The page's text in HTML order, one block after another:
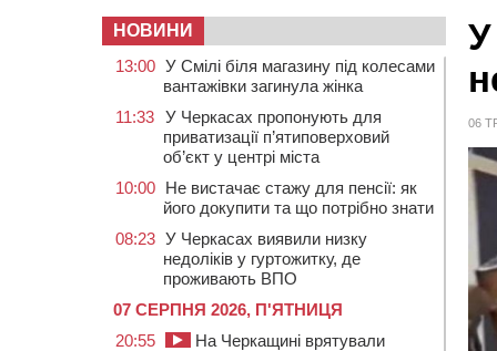
06
НОВИНИ
13:00 У Смілі біля магазину під колесами
вантажівки загинула жінка
11:33 У Черкасах пропонують для
приватизації п’ятиповерховий
об’єкт у центрі міста
10:00 Не вистачає стажу для пенсії: як
його докупити та що потрібно знати
08:23 У Черкасах виявили низку
недоліків у гуртожитку, де
проживають ВПО
07 СЕРПНЯ 2026, П'ЯТНИЦЯ
20:55
На Черкащині врятували